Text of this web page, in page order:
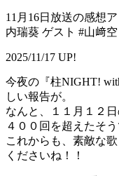
11月16日放送の感想
内瑞葵 ゲスト #山﨑空
2025/11/17 UP!
今夜の『柱NIGHT!
しい報告が。
なんと、１１月１２
４００回を超えたそう
これからも、素敵な
くださいね！！